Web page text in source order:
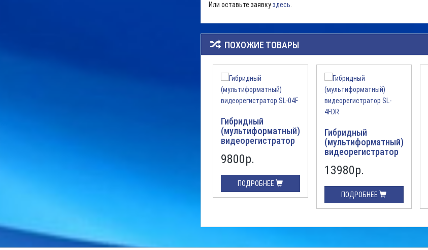
Или оставьте заявкуздесь
ПОХОЖИЕ ТОВАРЫ
Гибридный
(мультиформатный)
видеорегистратор
9800р.
ПОДРОБНЕЕ
Гибридный
(мультиформатный)
видеорегистратор
13980р.
ПОДРОБНЕЕ